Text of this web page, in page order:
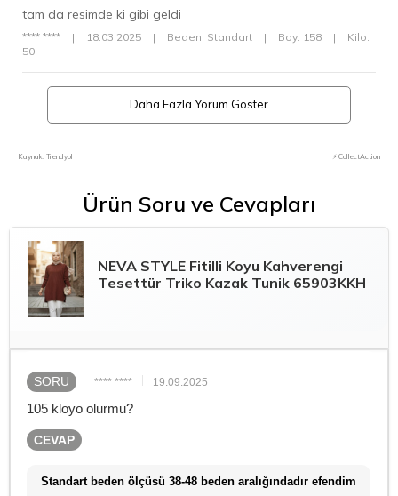
tam da resimde ki gibi geldi
**** **** | 18.03.2025 | Beden: Standart | Boy: 158 |
Kilo:
50
Daha Fazla Yorum Göster
Kaynak: Trendyol ⚡ CollectAction
Ürün Soru ve Cevapları
NEVA STYLE Fitilli Koyu Kahverengi
Tesettür Triko Kazak Tunik 65903KKH
SORU **** **** 19.09.2025
105 kloyo olurmu?
CEVAP
Standart beden ölçüsü 38-48 beden aralığındadır efendim